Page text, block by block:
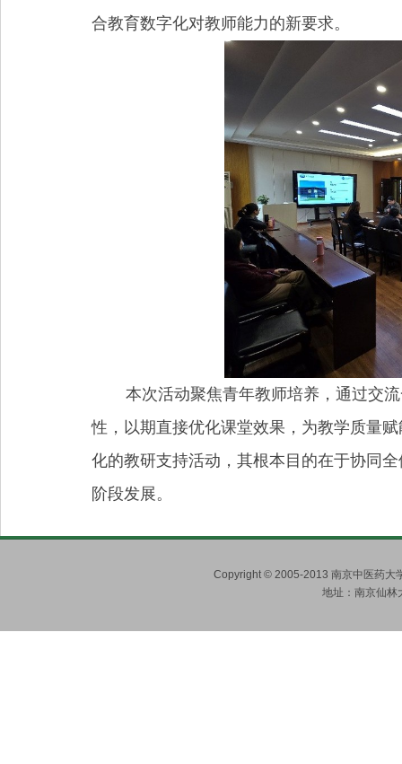
合教育数字化对教师能力的新要求。
本次活动聚焦青年教师培养，通过交
性，以期直接优化课堂效果，为教学质量
化的教研支持活动，其根本目的在于协同
阶段发展。
Copyright © 2005-2013 南京中医药大
地址：南京仙林